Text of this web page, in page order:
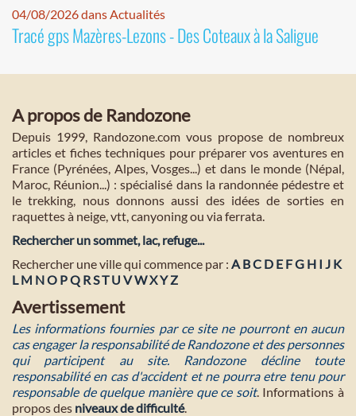
04/08/2026 dans Actualités
Tracé gps Mazères-Lezons - Des Coteaux à la Saligue
A propos de Randozone
Depuis 1999, Randozone.com vous propose de nombreux
articles et fiches techniques pour préparer vos aventures en
France (Pyrénées, Alpes, Vosges...) et dans le monde (Népal,
Maroc, Réunion...) : spécialisé dans la randonnée pédestre et
le trekking, nous donnons aussi des idées de sorties en
raquettes à neige, vtt, canyoning ou via ferrata.
Rechercher un sommet, lac, refuge...
Rechercher une ville qui commence par : A BC D E FG H I J K
L M NO PQ RST U VWXYZ
Avertissement
Les informations fournies par ce site ne pourront en aucun
cas engager la responsabilité de Randozone et des personnes
qui participent au site. Randozone décline toute
responsabilité en cas d'accident et ne pourra etre tenu pour
responsable de quelque manière que ce soit. Informations à
propos des niveaux de difficulté.